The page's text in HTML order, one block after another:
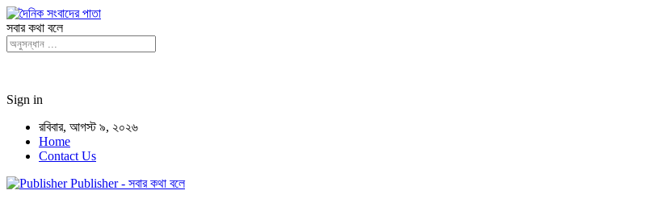
সবার কথা বলে
Sign in
রবিবার, আগস্ট ৯, ২০২৬
Home
Contact Us
Publisher - সবার কথা বলে